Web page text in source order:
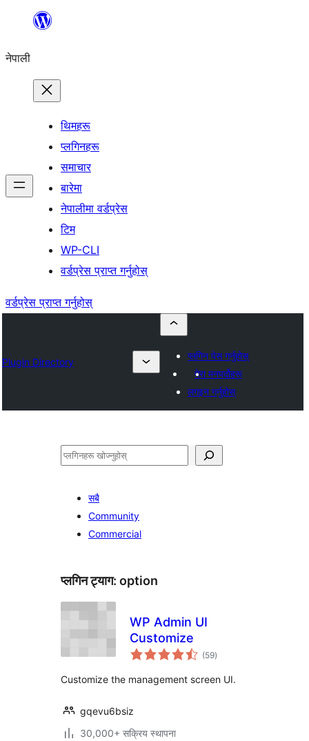
सामग्रीमा
नेपाली
थिमहरू
प्लगिनहरू
समाचार
बारेमा
नेपालीमा वर्डप्रेस
टिम
WP-CLI
वर्डप्रेस प्राप्त गर्नुहोस्
वर्डप्रेस प्राप्त गर्नुहोस्
Plugin Directory
प्लगिन पेस गर्नुहोस्
मेरा मनपर्दोहरू
लगइन गर्नुहोस्
खोज्नुहोस्
सबै
Community
Commercial
प्लगिन ट्याग: option
WP Admin UI
Customize
(59कुल
रेटिङ्गहरू
)
Customize the management screen UI.
gqevu6bsiz
30,000+ सक्रिय स्थापना